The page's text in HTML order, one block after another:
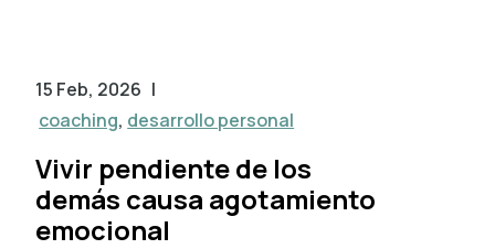
15 Feb, 2026 |
coaching, desarrollo personal
Vivir pendiente de los
demás causa agotamiento
emocional